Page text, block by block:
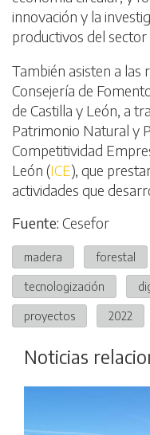
innovación y la
productivos del
También asisten a las
Consejería de
de Castilla y León, a
Patrimonio Natural y
Competitividad
León (ICE), que
actividades que
Fuente: Cesefor
madera forestal
tecnologización
proyectos 2022
Noticias